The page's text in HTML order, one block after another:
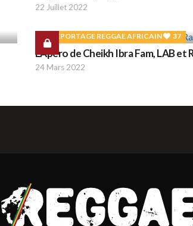
22 Juillet 2022
REPORTAGE REGGAE AFRICAIN 37
L'Apéro de Cheikh Ibra Fam, LAB et
24 Mars 2022